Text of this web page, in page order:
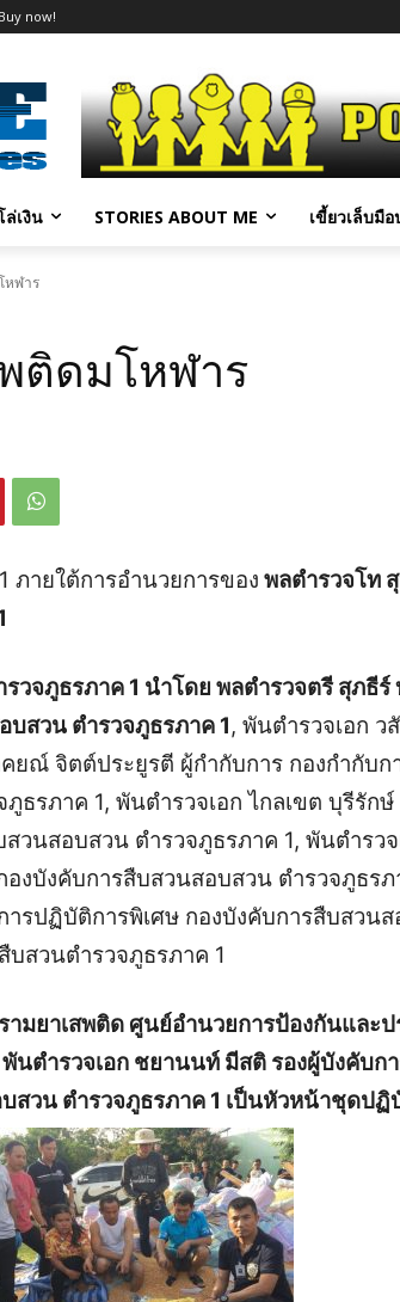
Buy now!
เงิน STORIES ABOUT ME เขี้ยวเล็บมื
หฬาร
ติดมโหฬาร
ภายใต้การอำนวยการของ พลตำรวจโท
วจภูธรภาค 1 นำโดย พลตำรวจตรี สุภ
สวน ตำรวจภูธรภาค 1, พันตำรวจเอก ว
จิตต์ประยูรตี ผู้กำกับการ กองกำกับก
ธรภาค 1, พันตำรวจเอก ไกลเขต บุรีรัก
วนสอบสวน ตำรวจภูธรภาค 1, พันตำรวจ
งบังคับการสืบสวนสอบสวน ตำรวจภูธร
ารปฏิบัติการพิเศษ กองบังคับการสืบสวน
บสวนตำรวจภูธรภาค 1
มยาเสพติด ศูนย์อำนวยการป้องกันและป
นตำรวจเอก ชยานนท์ มีสติ รองผู้บังคับก
สวน ตำรวจภูธรภาค 1 เป็นหัวหน้าชุดปฏิ